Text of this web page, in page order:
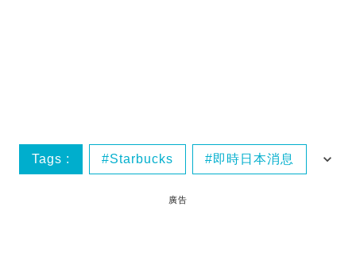
Tags : Starbucks 即時日本消息
廣告